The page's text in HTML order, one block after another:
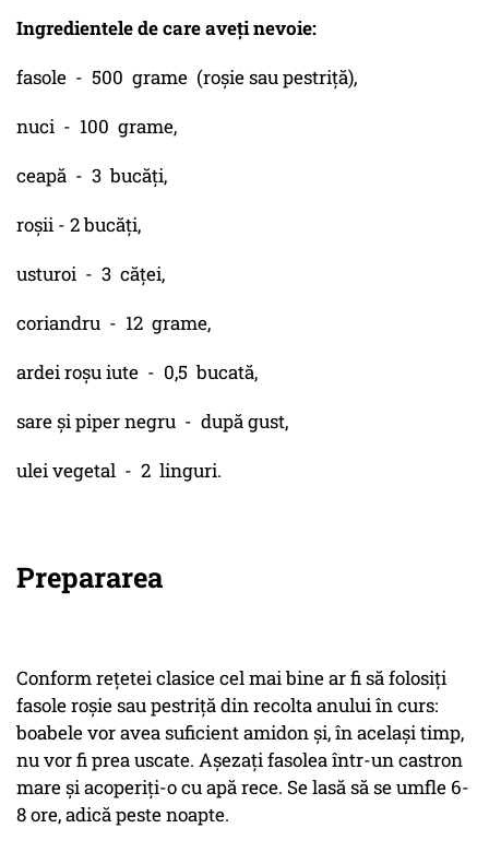
Ingredientele de care aveți nevoie:
fasole - 500 grame (roșie sau pestriță),
nuci - 100 grame,
ceapă - 3 bucăți,
roșii - 2 bucăți,
usturoi - 3 căței,
coriandru - 12 grame,
ardei roșu iute - 0,5 bucată,
sare și piper negru - după gust,
ulei vegetal - 2 linguri.
Prepararea
Conform rețetei clasice cel mai bine ar fi să folosiți
fasole roșie sau pestriță din recolta anului în curs:
boabele vor avea suficient amidon și, în același timp,
nu vor fi prea uscate. Așezați fasolea într-un castron
mare și acoperiți-o cu apă rece. Se lasă să se umfle 6-
8 ore, adică peste noapte.